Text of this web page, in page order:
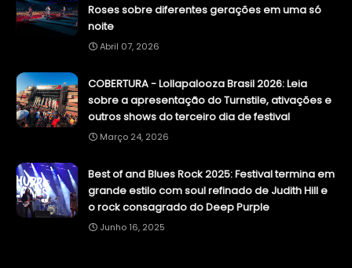
Roses sobre diferentes gerações em uma só
noite
Abril 07, 2026
COBERTURA - Lollapalooza Brasil 2026: Leia
sobre a apresentação do Turnstile, ativações e
outros shows do terceiro dia de festival
Março 24, 2026
Best of and Blues Rock 2025: Festival termina em
grande estilo com soul refinado de Judith Hill e
o rock consagrado do Deep Purple
Junho 16, 2025